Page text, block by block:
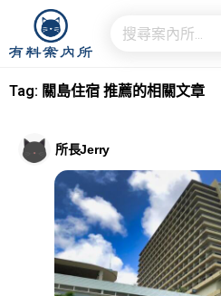
Tag: 關島住宿 推薦的相關文章
所長Jerry